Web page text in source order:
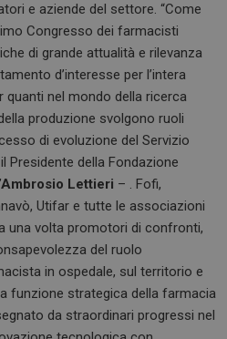
e aziende del settore. “Come
Congresso dei farmacisti
di grande attualità e rilevanza
d’interesse per l’intera
nel mondo della ricerca
produzione svolgono ruoli
di evoluzione del Servizio
Presidente della Fondazione
Lettieri – . Fofi,
Utifar e tutte le associazioni
una volta promotori di confronti,
del ruolo
in ospedale, sul territorio e
funzione strategica della farmacia
da straordinari progressi nel